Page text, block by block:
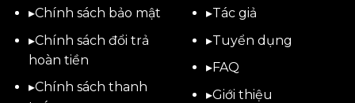
▸Chính sách bảo mật
▸Chính sách đổi trả
hoàn tiền
▸Chính sách thanh
▸Tác giả
▸Tuyển dụng
▸FAQ
▸Giới thiệu